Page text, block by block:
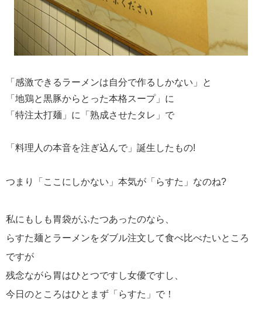
「感激できるラーメンは自分で作るしかない」と
「地鶏と黒豚からとった本格スープ」に
「特注太打麺」に「熟成させたタレ」で
「料理人の本音を注ぎ込んで」誕生したもの!
つまり「ここにしかない」本気が「らすた」なのね?
私にもしも胃袋がふたつあったのなら、
らすた麺とラーメンをダブル注文して食べ比べたいところ
ですが
残念ながら胃はひとつですし女優ですし、
今日のところはひとまず「らすた」で！